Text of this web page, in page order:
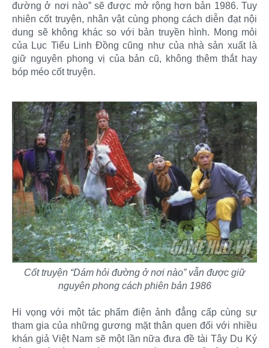
đường ở nơi nào” sẽ được mở rộng hơn bản 1986. Tuy
nhiên cốt truyện, nhân vật cùng phong cách diễn đạt nội
dung sẽ không khác so với bản truyền hình. Mong mỏi
của Lục Tiểu Linh Đồng cũng như của nhà sản xuất là
giữ nguyên phong vị của bản cũ, không thêm thắt hay
bóp méo cốt truyện.
Cốt truyện “Dám hỏi đường ở nơi nào” vẫn được giữ
nguyên phong cách phiên bản 1986
Hi vọng với một tác phẩm điện ảnh đẳng cấp cùng sự
tham gia của những gương mặt thân quen đối với nhiều
khán giả Việt Nam sẽ một lần nữa đưa đề tài Tây Du Ký